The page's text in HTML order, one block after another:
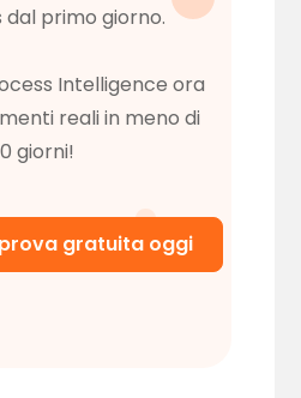
primo giorno.
Intelligence ora
reali in meno di
giorni!
gratuita oggi